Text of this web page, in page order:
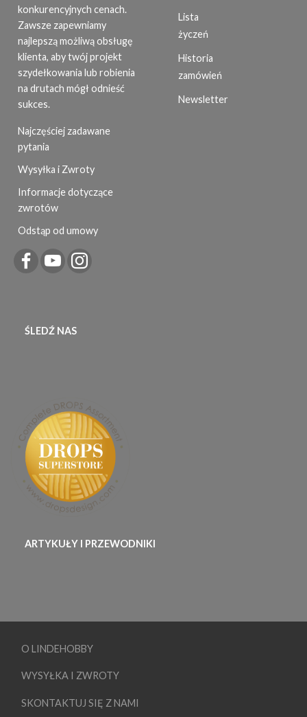
konkurencyjnych cenach.
Zawsze zapewniamy
najlepszą możliwą obsługę
klienta, aby twój projekt
szydełkowania lub robienia
na drutach mógł odnieść
sukces.
Najczęściej zadawane
pytania
Wysyłka i Zwroty
Informacje dotyczące
zwrotów
Odstąp od umowy
Lista
życzeń
Historia
zamówień
Newsletter
ŚLEDŹ NAS
ARTYKUŁY I PRZEWODNIKI
O LINDEHOBBY
WYSYŁKA I ZWROTY
SKONTAKTUJ SIĘ Z NAMI